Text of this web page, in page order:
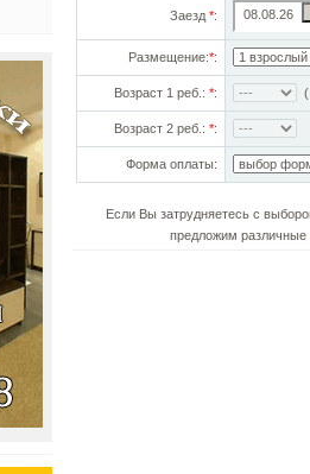
Заезд *:
Размещение:*:
Возраст 1 реб.: *:
Возраст 2 реб.: *:
Форма оплаты:
Если Вы затрудняетесь с
предложим различные